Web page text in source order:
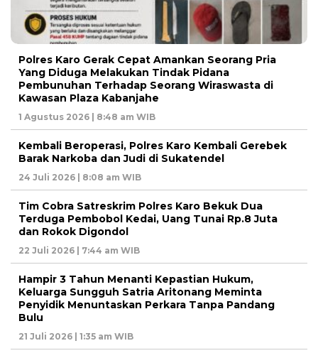
Polres Karo Gerak Cepat Amankan Seorang Pria
Yang Diduga Melakukan Tindak Pidana
Pembunuhan Terhadap Seorang Wiraswasta di
Kawasan Plaza Kabanjahe
1 Agustus 2026 | 8:48 am WIB
Kembali Beroperasi, Polres Karo Kembali Gerebek
Barak Narkoba dan Judi di Sukatendel
24 Juli 2026 | 8:08 am WIB
Tim Cobra Satreskrim Polres Karo Bekuk Dua
Terduga Pembobol Kedai, Uang Tunai Rp.8 Juta
dan Rokok Digondol
22 Juli 2026 | 7:44 am WIB
Hampir 3 Tahun Menanti Kepastian Hukum,
Keluarga Sungguh Satria Aritonang Meminta
Penyidik Menuntaskan Perkara Tanpa Pandang
Bulu
21 Juli 2026 | 1:35 am WIB